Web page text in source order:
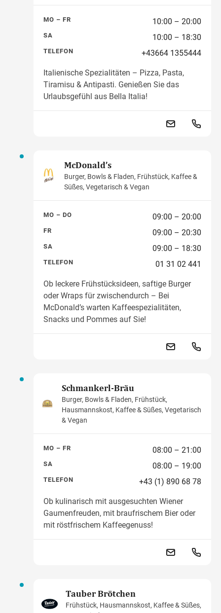
MO – FR 10:00 – 20:00
SA 10:00 – 18:30
TELEFON +43664 1355444
Italienische Spezialitäten – Pizza, Pasta,
Tiramisu & Antipasti. Genießen Sie das
Urlaubsgefühl aus Bella Italia!
McDonald’s
Burger, Bowls & Fladen, Frühstück, Kaffee &
Süßes, Vegetarisch & Vegan
MO – DO 09:00 – 20:00
FR 09:00 – 20:30
SA 09:00 – 18:30
TELEFON 01 31 02 441
Ob leckere Frühstücksideen, saftige Burger
oder Wraps für zwischendurch – Bei
McDonald’s warten Kaffeespezialitäten,
Snacks und Pommes auf Sie!
Schmankerl-Bräu
Burger, Bowls & Fladen, Frühstück,
Hausmannskost, Kaffee & Süßes, Vegetarisch
& Vegan
MO – FR 08:00 – 21:00
SA 08:00 – 19:00
TELEFON +43 (1) 890 68 78
Ob kulinarisch mit ausgesuchten Wiener
Gaumenfreuden, mit braufrischem Bier oder
mit röstfrischem Kaffeegenuss!
Tauber Brötchen
Frühstück, Hausmannskost, Kaffee & Süßes,